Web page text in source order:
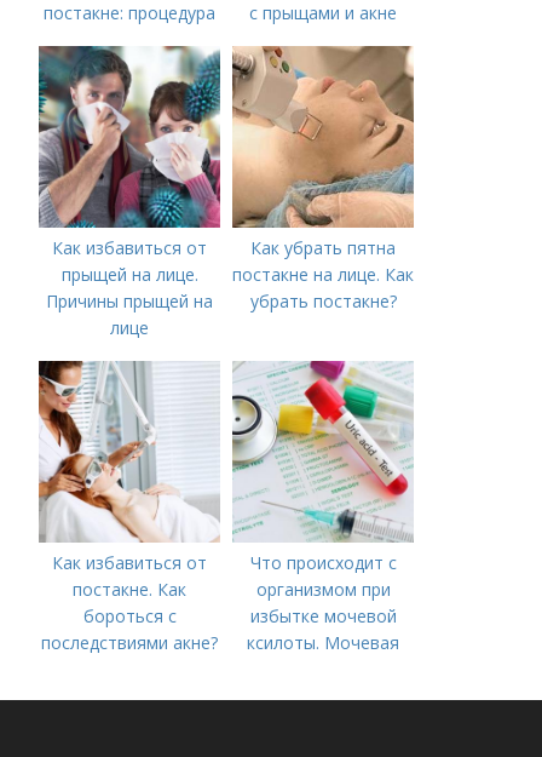
постакне: процедура
с прыщами и акне
Как избавиться от
прыщей на лице.
Причины прыщей на
лице
Как убрать пятна
постакне на лице. Как
убрать постакне?
Как избавиться от
постакне. Как
бороться с
последствиями акне?
Что происходит с
организмом при
избытке мочевой
ксилоты. Мочевая
норма и отклонения